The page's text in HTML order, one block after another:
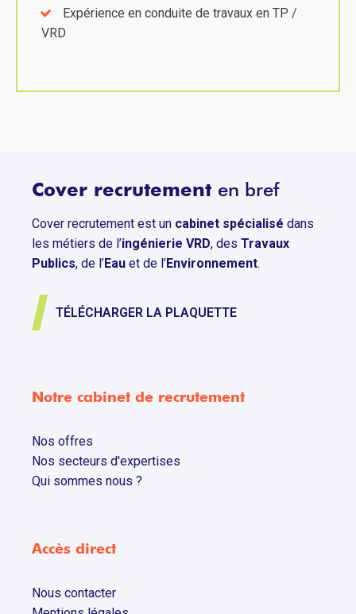
Expérience en conduite de travaux en TP /
VRD
Cover recrutement en bref
Cover recrutement est un cabinet spécialisé dans
les métiers de l’ingénierie VRD, des Travaux
Publics, de l’Eau et de l’Environnement.
TÉLÉCHARGER LA PLAQUETTE
Notre cabinet de recrutement
Nos offres
Nos secteurs d'expertises
Qui sommes nous ?
Accès direct
Nous contacter